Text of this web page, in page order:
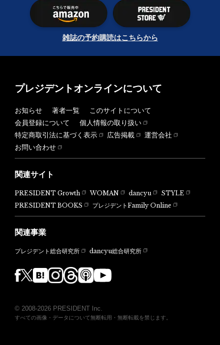
雑誌の予約購読はこちらから
プレジデントオンラインについて
お知らせ 著者一覧
このサイトについて
会員登録について
個人情報の取り扱い
特定商取引法に基づく表示
広告掲載
運営会社
お問い合わせ
関連サイト
PRESIDENT Growth WOMAN dancyu
STYLE
PRESIDENT BOOKS
プレジデントFamily Online
関連事業
プレジデント総合研究所 dancyu総合研究所
© 2008-2026 PRESIDENT Inc.
すべての画像・データについて無断転用・無断転載を禁じます。